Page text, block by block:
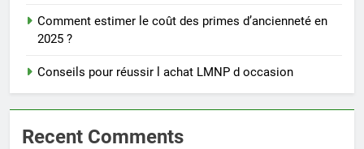
Comment estimer le coût des primes d’ancienneté en
2025 ?
Conseils pour réussir l achat LMNP d occasion
Recent Comments